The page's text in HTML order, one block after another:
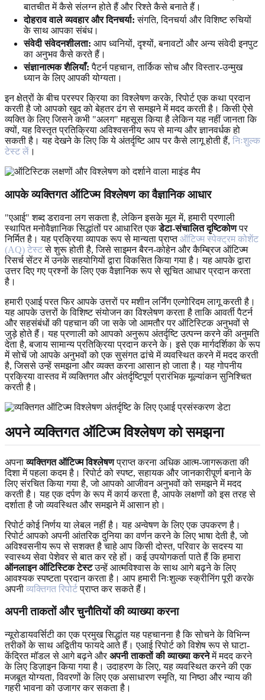
बातचीत में कैसे संलग्न होते हैं और रिश्ते कैसे बनाते हैं।
दोहराव वाले व्यवहार और दिनचर्या: संगति, दिनचर्या और विशिष्ट रुचियों
के साथ आपका संबंध।
संवेदी संवेदनशीलता: आप ध्वनियों, दृश्यों, बनावटों और अन्य संवेदी इनपुट
का अनुभव कैसे करते हैं।
संज्ञानात्मक शैलियाँ: पैटर्न पहचान, तार्किक सोच और विस्तार-उन्मुख
ध्यान के लिए आपकी योग्यता।
इन क्षेत्रों के बीच परस्पर क्रिया का विश्लेषण करके, रिपोर्ट एक कथा प्रदान
करती है जो आपको खुद को बेहतर ढंग से समझने में मदद करती है। किसी ऐसे
व्यक्ति के लिए जिसने कभी "अलग" महसूस किया है लेकिन यह नहीं जानता कि
क्यों, यह विस्तृत प्रतिक्रिया अविश्वसनीय रूप से मान्य और ज्ञानवर्धक हो
सकती है। यह देखने के लिए कि ये अंतर्दृष्टि आप पर कैसे लागू होती हैं, निःशुल्क
टेस्ट लें ।
आपके व्यक्तिगत ऑटिज्म विश्लेषण का वैज्ञानिक आधार
"एआई" शब्द डरावना लग सकता है, लेकिन इसके मूल में, हमारी प्रणाली
स्थापित मनोवैज्ञानिक सिद्धांतों पर आधारित एकडेटा-संचालित दृष्टिकोणपर
निर्मित है। यह प्रक्रिया व्यापक रूप से मान्यता प्राप्तऑटिज्म स्पेक्ट्रम कोशेंट
(AQ) टेस्टसे शुरू होती है, जिसे साइमन बैरन-कोहेन और कैम्ब्रिज ऑटिज्म
रिसर्च सेंटर में उनके सहयोगियों द्वारा विकसित किया गया है। यह आपके द्वारा
उत्तर दिए गए प्रश्नों के लिए एक वैज्ञानिक रूप से सूचित आधार प्रदान करता
है।
हमारी एआई परत फिर आपके उत्तरों पर मशीन लर्निंग एल्गोरिदम लागू करती है।
यह आपके उत्तरों के विशिष्ट संयोजन का विश्लेषण करता है ताकि आवर्ती पैटर्न
और सहसंबंधों की पहचान की जा सके जो आमतौर पर ऑटिस्टिक अनुभवों से
जुड़े होते हैं। यह प्रणाली को आपको अनुरूप अंतर्दृष्टि उत्पन्न करने की अनुमति
देता है, बजाय सामान्य प्रतिक्रिया प्रदान करने के। इसे एक मार्गदर्शिका के रूप
में सोचें जो आपके अनुभवों को एक सुसंगत ढांचे में व्यवस्थित करने में मदद करती
है, जिससे उन्हें समझना और व्यक्त करना आसान हो जाता है। यह गोपनीय
प्रक्रिया वास्तव में व्यक्तिगत और अंतर्दृष्टिपूर्ण प्रारंभिक मूल्यांकन सुनिश्चित
करती है।
अपने व्यक्तिगत ऑटिज्म विश्लेषण को समझना
अपनाव्यक्तिगत ऑटिज्म विश्लेषणप्राप्त करना अधिक आत्म-जागरूकता की
दिशा में पहला कदम है। रिपोर्ट को स्पष्ट, सहायक और जानकारीपूर्ण बनाने के
लिए संरचित किया गया है, जो आपको आजीवन अनुभवों को समझने में मदद
करती है। यह एक दर्पण के रूप में कार्य करता है, आपके लक्षणों को इस तरह से
दर्शाता है जो व्यवस्थित और समझने में आसान हो।
रिपोर्ट कोई निर्णय या लेबल नहीं है। यह अन्वेषण के लिए एक उपकरण है।
रिपोर्ट आपको अपनी आंतरिक दुनिया का वर्णन करने के लिए भाषा देती है, जो
अविश्वसनीय रूप से सशक्त है चाहे आप किसी दोस्त, परिवार के सदस्य या
स्वास्थ्य सेवा पेशेवर से बात कर रहे हों। कई उपयोगकर्ता पाते हैं कि हमारा
ऑनलाइन ऑटिस्टिक टेस्टउन्हें आत्मविश्वास के साथ आगे बढ़ने के लिए
आवश्यक स्पष्टता प्रदान करता है। आप हमारी निःशुल्क स्क्रीनिंग पूरी करके
अपनी व्यक्तिगत रिपोर्टप्राप्त कर सकते हैं।
अपनी ताकतों और चुनौतियों की व्याख्या करना
न्यूरोडायवर्सिटी का एक प्रमुख सिद्धांत यह पहचानना है कि सोचने के विभिन्न
तरीकों के साथ अद्वितीय फायदे आते हैं। एआई रिपोर्ट को विशेष रूप से घाटा-
केंद्रित मॉडल से आगे बढ़ने औरअपनी ताकतों की व्याख्या करनेमें मदद करने
के लिए डिज़ाइन किया गया है। उदाहरण के लिए, यह व्यवस्थित करने की एक
मजबूत योग्यता, विवरणों के लिए एक असाधारण स्मृति, या निष्ठा और न्याय की
गहरी भावना को उजागर कर सकता है।